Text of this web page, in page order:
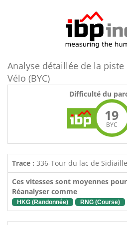
Analyse détaillée de la
Vélo (BYC)
Difficulté du
19
BYC
Trace : 336-Tour du lac de
Ces vitesses sont moyennes
Réanalyser comme
HKG (Randonnée) RNG (Course)